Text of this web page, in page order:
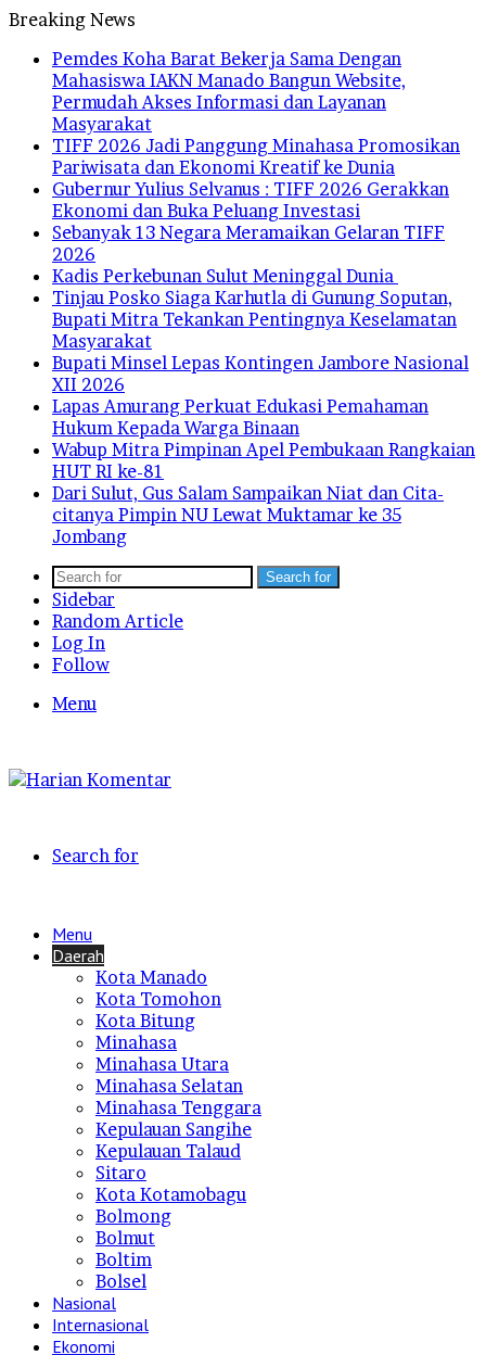
Breaking News
Pemdes Koha Barat Bekerja Sama Dengan
Mahasiswa IAKN Manado Bangun Website,
Permudah Akses Informasi dan Layanan
Masyarakat
TIFF 2026 Jadi Panggung Minahasa Promosikan
Pariwisata dan Ekonomi Kreatif ke Dunia
Gubernur Yulius Selvanus : TIFF 2026 Gerakkan
Ekonomi dan Buka Peluang Investasi
Sebanyak 13 Negara Meramaikan Gelaran TIFF
2026
Kadis Perkebunan Sulut Meninggal Dunia
Tinjau Posko Siaga Karhutla di Gunung Soputan,
Bupati Mitra Tekankan Pentingnya Keselamatan
Masyarakat
Bupati Minsel Lepas Kontingen Jambore Nasional
XII 2026
Lapas Amurang Perkuat Edukasi Pemahaman
Hukum Kepada Warga Binaan
Wabup Mitra Pimpinan Apel Pembukaan Rangkaian
HUT RI ke-81
Dari Sulut, Gus Salam Sampaikan Niat dan Cita-
citanya Pimpin NU Lewat Muktamar ke 35
Jombang
Search for
Sidebar
Random Article
Log In
Follow
Menu
Search for
Menu
Daerah
Kota Manado
Kota Tomohon
Kota Bitung
Minahasa
Minahasa Utara
Minahasa Selatan
Minahasa Tenggara
Kepulauan Sangihe
Kepulauan Talaud
Sitaro
Kota Kotamobagu
Bolmong
Bolmut
Boltim
Bolsel
Nasional
Internasional
Ekonomi